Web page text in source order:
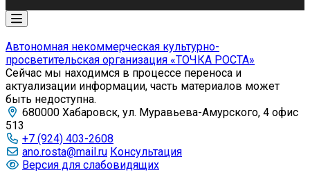
Автономная некоммерческая культурно-
просветительская организация «ТОЧКА РОСТА»
Сейчас мы находимся в процессе переноса и
актуализации информации, часть материалов может
быть недоступна.
680000 Хабаровск, ул. Муравьева-Амурского, 4 офис
513
+7 (924) 403-2608
ano.rosta@mail.ru Консультация
Версия для слабовидящих